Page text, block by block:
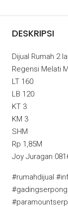
DESKRIPSI
Dijual Rumah 2
Regensi Melati
LT 160
LB 120
KT 3
KM 3
SHM
Rp 1,85M
Joy Juragan
#rumahdijual